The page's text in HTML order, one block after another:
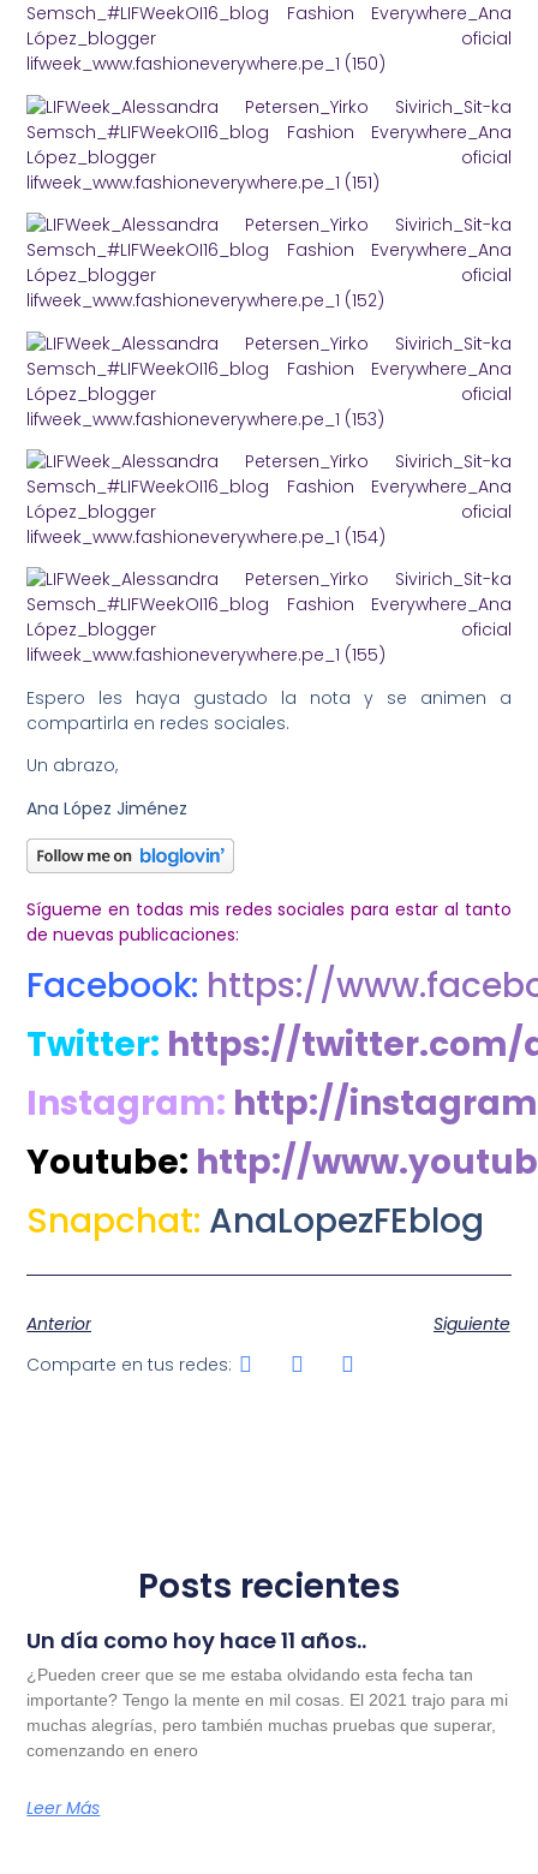
Espero les haya gustado la nota y se animen a
compartirla en redes sociales.
Un abrazo,
Ana López Jiménez
Sígueme en todas mis redes sociales para estar al tanto
de nuevas publicaciones:
Facebook: https://
Twitter: https://twitter.com/
Instagram: http://
Youtube: http://
Snapchat: AnaLopezFEblog
Anterior
Siguiente
Comparte en tus redes:
Posts recientes
Un día como hoy hace 11 años..
¿Pueden creer que se me estaba olvidando esta fecha tan
importante? Tengo la mente en mil cosas. El 2021 trajo para mi
muchas alegrías, pero también muchas pruebas que superar,
comenzando en enero
Leer Más